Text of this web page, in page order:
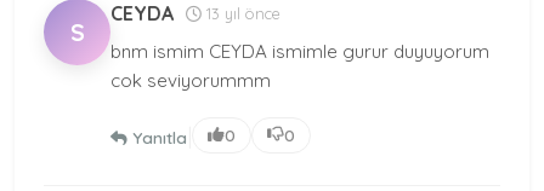
S
CEYDA 13 yıl önce
bnm ismim CEYDA ismimle gurur duyuyorum
cok seviyorummm
Yanıtla 0 0